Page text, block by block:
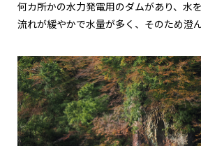
何カ所かの水力発電用のダムがあり、水
流れが緩やかで水量が多く、そのため澄